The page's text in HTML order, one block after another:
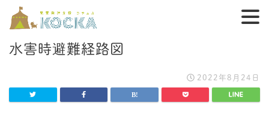
水害時避難経路図
2022年8月24日